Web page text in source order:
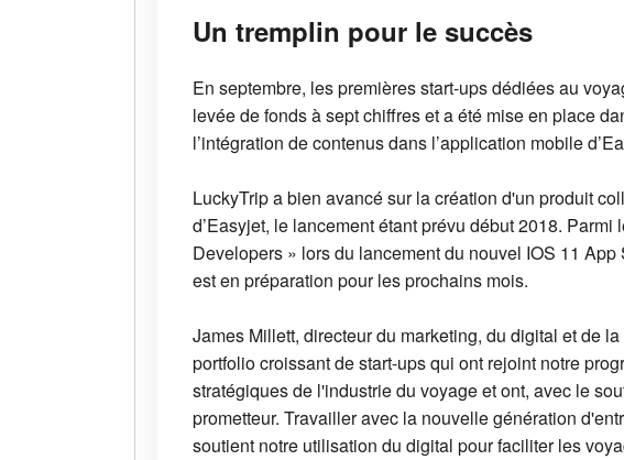
Un tremplin pour le succès
En septembre, les premières start-ups dédiées au
levée de fonds à sept chiffres et a été mise en place
l’intégration de contenus dans l’application mobile
LuckyTrip a bien avancé sur la création d'un produit
d’Easyjet, le lancement étant prévu début 2018.
Developers » lors du lancement du nouvel IOS 11
est en préparation pour les prochains mois.
James Millett, directeur du marketing, du digital et de
portfolio croissant de start-ups qui ont rejoint notre
stratégiques de l'industrie du voyage et ont, avec le
prometteur. Travailler avec la nouvelle génération
soutient notre utilisation du digital pour faciliter les